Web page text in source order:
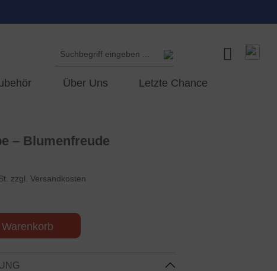
Über Uns Letzte Chance
– Blumenfreude
zzgl. Versandkosten